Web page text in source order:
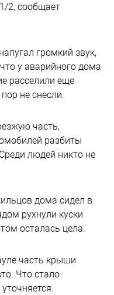
2, сообщает
громкий звук,
у аварийного дома
расселили еще
не снесли.
часть,
разбиты
людей никто не
дома сидел в
рухнули куски
осталась цела.
часть крыши
Что стало